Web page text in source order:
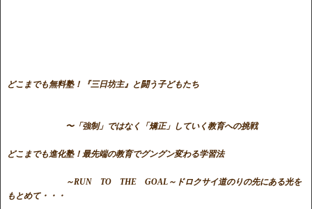
どこまでも無料塾！『三日坊主』と闘う子どもたち
〜「強制」ではなく「矯正」していく教育への挑戦
どこまでも進化塾！最先端の教育でグングン変わる学習法
～RUN TO THE GOAL～ドロクサイ道のりの先にある光を
もとめて・・・